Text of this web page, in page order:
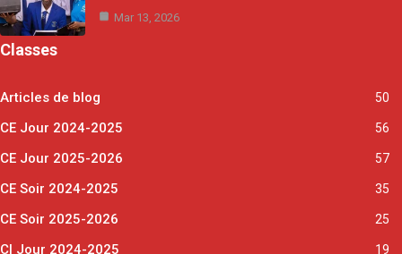
Mar 13, 2026
Classes
Articles de blog 50
CE Jour 2024-2025 56
CE Jour 2025-2026 57
CE Soir 2024-2025 35
CE Soir 2025-2026 25
CI Jour 2024-2025 19